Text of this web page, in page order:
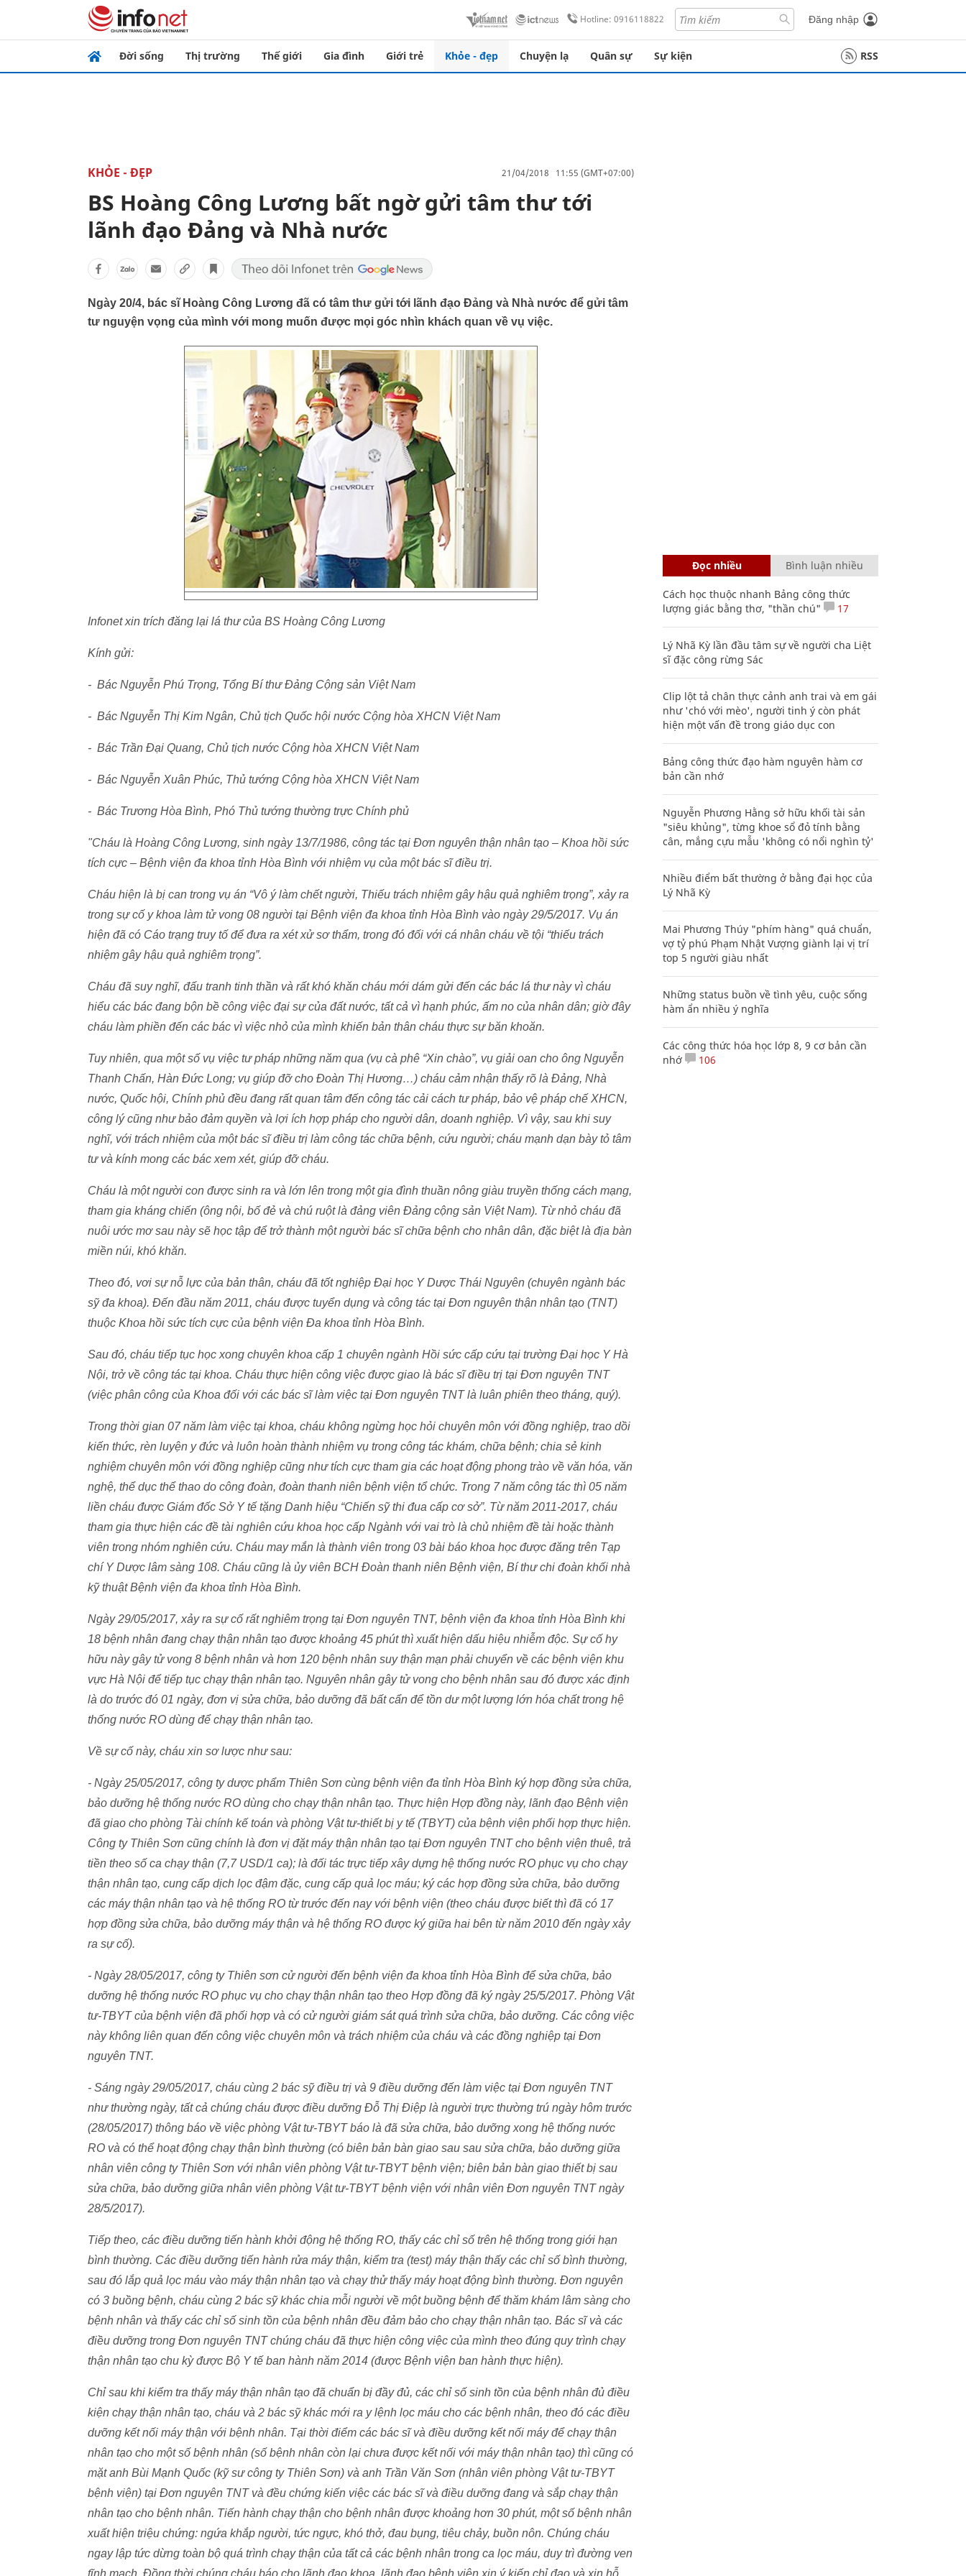
Hotline: 0916118822 Đăng nhập
Đời sống Thị trường Thế giới Gia đình Giới trẻ Khỏe - đẹp Chuyện lạ Quân sự Sự kiện RSS
KHỎE - ĐẸP 21/04/2018 11:55 (GMT+07:00)
BS Hoàng Công Lương bất ngờ gửi tâm thư tới
lãnh đạo Đảng và Nhà nước
Ngày 20/4, bác sĩ Hoàng Công Lương đã có tâm thư gửi tới lãnh đạo Đảng và Nhà nước để gửi tâm
tư nguyện vọng của mình với mong muốn được mọi góc nhìn khách quan về vụ việc.
Infonet xin trích đăng lại lá thư của BS Hoàng Công Lương
Kính gửi:
- Bác Nguyễn Phú Trọng, Tổng Bí thư Đảng Cộng sản Việt Nam
- Bác Nguyễn Thị Kim Ngân, Chủ tịch Quốc hội nước Cộng hòa XHCN Việt Nam
- Bác Trần Đại Quang, Chủ tịch nước Cộng hòa XHCN Việt Nam
- Bác Nguyễn Xuân Phúc, Thủ tướng Cộng hòa XHCN Việt Nam
- Bác Trương Hòa Bình, Phó Thủ tướng thường trực Chính phủ
"Cháu là Hoàng Công Lương, sinh ngày 13/7/1986, công tác tại Đơn nguyên thận nhân tạo – Khoa hồi sức
tích cực – Bệnh viện đa khoa tỉnh Hòa Bình với nhiệm vụ của một bác sĩ điều trị.
Cháu hiện là bị can trong vụ án “Vô ý làm chết người, Thiếu trách nhiệm gây hậu quả nghiêm trọng”, xảy ra
trong sự cố y khoa làm tử vong 08 người tại Bệnh viện đa khoa tỉnh Hòa Bình vào ngày 29/5/2017. Vụ án
hiện đã có Cáo trạng truy tố để đưa ra xét xử sơ thẩm, trong đó đối với cá nhân cháu về tội “thiếu trách
nhiệm gây hậu quả nghiêm trọng”.
Cháu đã suy nghĩ, đấu tranh tinh thần và rất khó khăn cháu mới dám gửi đến các bác lá thư này vì cháu
hiểu các bác đang bộn bề công việc đại sự của đất nước, tất cả vì hạnh phúc, ấm no của nhân dân; giờ đây
cháu làm phiền đến các bác vì việc nhỏ của mình khiến bản thân cháu thực sự băn khoăn.
Tuy nhiên, qua một số vụ việc tư pháp những năm qua (vụ cà phê “Xin chào”, vụ giải oan cho ông Nguyễn
Thanh Chấn, Hàn Đức Long; vụ giúp đỡ cho Đoàn Thị Hương…) cháu cảm nhận thấy rõ là Đảng, Nhà
nước, Quốc hội, Chính phủ đều đang rất quan tâm đến công tác cải cách tư pháp, bảo vệ pháp chế XHCN,
công lý cũng như bảo đảm quyền và lợi ích hợp pháp cho người dân, doanh nghiệp. Vì vậy, sau khi suy
nghĩ, với trách nhiệm của một bác sĩ điều trị làm công tác chữa bệnh, cứu người; cháu mạnh dạn bày tỏ tâm
tư và kính mong các bác xem xét, giúp đỡ cháu.
Cháu là một người con được sinh ra và lớn lên trong một gia đình thuần nông giàu truyền thống cách mạng,
tham gia kháng chiến (ông nội, bố đẻ và chú ruột là đảng viên Đảng cộng sản Việt Nam). Từ nhỏ cháu đã
nuôi ước mơ sau này sẽ học tập để trở thành một người bác sĩ chữa bệnh cho nhân dân, đặc biệt là địa bàn
miền núi, khó khăn.
Theo đó, vơi sự nỗ lực của bản thân, cháu đã tốt nghiệp Đại học Y Dược Thái Nguyên (chuyên ngành bác
sỹ đa khoa). Đến đầu năm 2011, cháu được tuyển dụng và công tác tại Đơn nguyên thận nhân tạo (TNT)
thuộc Khoa hồi sức tích cực của bệnh viện Đa khoa tỉnh Hòa Bình.
Sau đó, cháu tiếp tục học xong chuyên khoa cấp 1 chuyên ngành Hồi sức cấp cứu tại trường Đại học Y Hà
Nội, trở về công tác tại khoa. Cháu thực hiện công việc được giao là bác sĩ điều trị tại Đơn nguyên TNT
(việc phân công của Khoa đối với các bác sĩ làm việc tại Đơn nguyên TNT là luân phiên theo tháng, quý).
Trong thời gian 07 năm làm việc tại khoa, cháu không ngừng học hỏi chuyên môn với đồng nghiệp, trao dồi
kiến thức, rèn luyện y đức và luôn hoàn thành nhiệm vụ trong công tác khám, chữa bệnh; chia sẻ kinh
nghiệm chuyên môn với đồng nghiệp cũng như tích cực tham gia các hoạt động phong trào về văn hóa, văn
nghệ, thể dục thể thao do công đoàn, đoàn thanh niên bệnh viện tổ chức. Trong 7 năm công tác thì 05 năm
liền cháu được Giám đốc Sở Y tế tặng Danh hiệu “Chiến sỹ thi đua cấp cơ sở”. Từ năm 2011-2017, cháu
tham gia thực hiện các đề tài nghiên cứu khoa học cấp Ngành với vai trò là chủ nhiệm đề tài hoặc thành
viên trong nhóm nghiên cứu. Cháu may mắn là thành viên trong 03 bài báo khoa học được đăng trên Tạp
chí Y Dược lâm sàng 108. Cháu cũng là ủy viên BCH Đoàn thanh niên Bệnh viện, Bí thư chi đoàn khối nhà
kỹ thuật Bệnh viện đa khoa tỉnh Hòa Bình.
Ngày 29/05/2017, xảy ra sự cố rất nghiêm trọng tại Đơn nguyên TNT, bệnh viện đa khoa tỉnh Hòa Bình khi
18 bệnh nhân đang chạy thận nhân tạo được khoảng 45 phút thì xuất hiện dấu hiệu nhiễm độc. Sự cố hy
hữu này gây tử vong 8 bệnh nhân và hơn 120 bệnh nhân suy thận mạn phải chuyển về các bệnh viện khu
vực Hà Nội để tiếp tục chạy thận nhân tạo. Nguyên nhân gây tử vong cho bệnh nhân sau đó được xác định
là do trước đó 01 ngày, đơn vị sửa chữa, bảo dưỡng đã bất cẩn để tồn dư một lượng lớn hóa chất trong hệ
thống nước RO dùng để chạy thận nhân tạo.
Về sự cố này, cháu xin sơ lược như sau:
- Ngày 25/05/2017, công ty dược phẩm Thiên Sơn cùng bệnh viện đa tỉnh Hòa Bình ký hợp đồng sửa chữa,
bảo dưỡng hệ thống nước RO dùng cho chạy thận nhân tạo. Thực hiện Hợp đồng này, lãnh đạo Bệnh viện
đã giao cho phòng Tài chính kế toán và phòng Vật tư-thiết bị y tế (TBYT) của bệnh viện phối hợp thực hiện.
Công ty Thiên Sơn cũng chính là đơn vị đặt máy thận nhân tạo tại Đơn nguyên TNT cho bệnh viện thuê, trả
tiền theo số ca chạy thận (7,7 USD/1 ca); là đối tác trực tiếp xây dựng hệ thống nước RO phục vụ cho chạy
thận nhân tạo, cung cấp dịch lọc đậm đặc, cung cấp quả lọc máu; ký các hợp đồng sửa chữa, bảo dưỡng
các máy thận nhân tạo và hệ thống RO từ trước đến nay với bệnh viện (theo cháu được biết thì đã có 17
hợp đồng sửa chữa, bảo dưỡng máy thận và hệ thống RO được ký giữa hai bên từ năm 2010 đến ngày xảy
ra sự cố).
- Ngày 28/05/2017, công ty Thiên sơn cử người đến bệnh viện đa khoa tỉnh Hòa Bình để sửa chữa, bảo
dưỡng hệ thống nước RO phục vụ cho chạy thận nhân tạo theo Hợp đồng đã ký ngày 25/5/2017. Phòng Vật
tư-TBYT của bệnh viện đã phối hợp và có cử người giám sát quá trình sửa chữa, bảo dưỡng. Các công việc
này không liên quan đến công việc chuyên môn và trách nhiệm của cháu và các đồng nghiệp tại Đơn
nguyên TNT.
- Sáng ngày 29/05/2017, cháu cùng 2 bác sỹ điều trị và 9 điều dưỡng đến làm việc tại Đơn nguyên TNT
như thường ngày, tất cả chúng cháu được điều dưỡng Đỗ Thị Điệp là người trực thường trú ngày hôm trước
(28/05/2017) thông báo về việc phòng Vật tư-TBYT báo là đã sửa chữa, bảo dưỡng xong hệ thống nước
RO và có thể hoạt động chạy thận bình thường (có biên bản bàn giao sau sau sửa chữa, bảo dưỡng giữa
nhân viên công ty Thiên Sơn với nhân viên phòng Vật tư-TBYT bệnh viện; biên bản bàn giao thiết bị sau
sửa chữa, bảo dưỡng giữa nhân viên phòng Vật tư-TBYT bệnh viện với nhân viên Đơn nguyên TNT ngày
28/5/2017).
Tiếp theo, các điều dưỡng tiến hành khởi động hệ thống RO, thấy các chỉ số trên hệ thống trong giới hạn
bình thường. Các điều dưỡng tiến hành rửa máy thận, kiểm tra (test) máy thận thấy các chỉ số bình thường,
sau đó lắp quả lọc máu vào máy thận nhân tạo và chạy thử thấy máy hoạt động bình thường. Đơn nguyên
có 3 buồng bệnh, cháu cùng 2 bác sỹ khác chia mỗi người về một buồng bệnh để thăm khám lâm sàng cho
bệnh nhân và thấy các chỉ số sinh tồn của bệnh nhân đều đảm bảo cho chạy thận nhân tạo. Bác sĩ và các
điều dưỡng trong Đơn nguyên TNT chúng cháu đã thực hiện công việc của mình theo đúng quy trình chạy
thận nhân tạo chu kỳ được Bộ Y tế ban hành năm 2014 (được Bệnh viện ban hành thực hiện).
Chỉ sau khi kiểm tra thấy máy thận nhân tạo đã chuẩn bị đầy đủ, các chỉ số sinh tồn của bệnh nhân đủ điều
kiện chạy thận nhân tạo, cháu và 2 bác sỹ khác mới ra y lệnh lọc máu cho các bệnh nhân, theo đó các điều
dưỡng kết nối máy thận với bệnh nhân. Tại thời điểm các bác sĩ và điều dưỡng kết nối máy để chạy thận
nhân tạo cho một số bệnh nhân (số bệnh nhân còn lại chưa được kết nối với máy thận nhân tạo) thì cũng có
mặt anh Bùi Mạnh Quốc (kỹ sư công ty Thiên Sơn) và anh Trần Văn Sơn (nhân viên phòng Vật tư-TBYT
bệnh viện) tại Đơn nguyên TNT và đều chứng kiến việc các bác sĩ và điều dưỡng đang và sắp chạy thận
nhân tạo cho bệnh nhân. Tiến hành chạy thận cho bệnh nhân được khoảng hơn 30 phút, một số bệnh nhân
xuất hiện triệu chứng: ngứa khắp người, tức ngực, khó thở, đau bụng, tiêu chảy, buồn nôn. Chúng cháu
ngay lập tức dừng toàn bộ quá trình chạy thận của tất cả các bệnh nhân trong ca lọc máu, duy trì đường ven
tĩnh mạch. Đồng thời chúng cháu báo cho lãnh đạo khoa, lãnh đạo bệnh viện xin ý kiến chỉ đạo và xin hỗ
Đọc nhiều Bình luận nhiều
Cách học thuộc nhanh Bảng công thức
lượng giác bằng thơ, "thần chú"
17
Lý Nhã Kỳ lần đầu tâm sự về người cha Liệt
sĩ đặc công rừng Sác
Clip lột tả chân thực cảnh anh trai và em gái
như 'chó với mèo', người tinh ý còn phát
hiện một vấn đề trong giáo dục con
Bảng công thức đạo hàm nguyên hàm cơ
bản cần nhớ
Nguyễn Phương Hằng sở hữu khối tài sản
"siêu khủng", từng khoe sổ đỏ tính bằng
cân, mắng cựu mẫu 'không có nổi nghìn tỷ'
Nhiều điểm bất thường ở bằng đại học của
Lý Nhã Kỳ
Mai Phương Thúy "phím hàng" quá chuẩn,
vợ tỷ phú Phạm Nhật Vượng giành lại vị trí
top 5 người giàu nhất
Những status buồn về tình yêu, cuộc sống
hàm ẩn nhiều ý nghĩa
Các công thức hóa học lớp 8, 9 cơ bản cần
nhớ
106